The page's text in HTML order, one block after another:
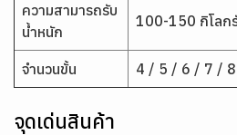
ความสามารถรับ
น้ำหนัก
100-150 กิโลก
จำนวนขั้น 4 / 5 / 6 / 7 / 8
จุดเด่นสินค้า